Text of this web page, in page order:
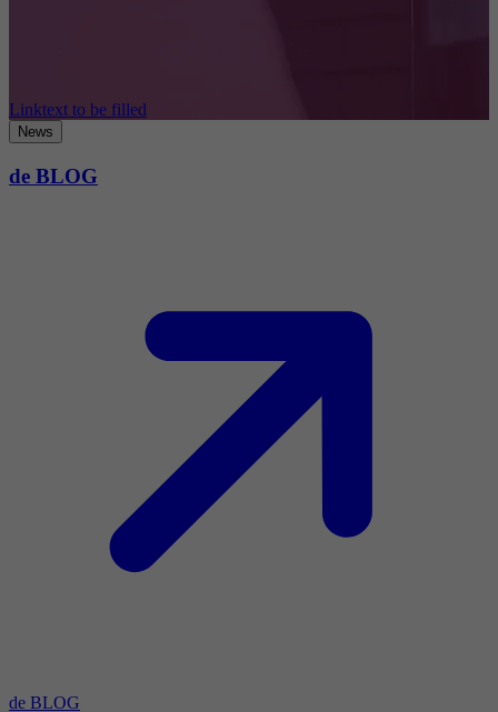
Linktext to be filled
News
de BLOG
de BLOG